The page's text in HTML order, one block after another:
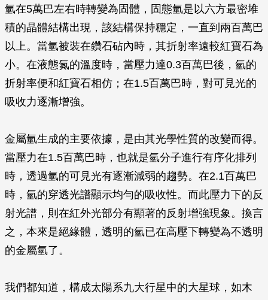
氫在5萬巴左右時轉變為固體，固態氫是以六方最密堆
積的晶體結構出現，該結構保持穩定，一直到兩百萬巴
以上。當氫被裝在鑽石砧內時，其折射率遠較紅寶石為
小。在液態氮的溫度時，當壓力達0.3百萬巴後，氫的
折射率便和紅寶石相仿；在1.5百萬巴時，對可見光的
吸收力逐漸增強。
金屬氫生成的主要依據，是由其光學性質的改變而得。
當壓力在1.5百萬巴時，也就是氫分子進行有序化排列
時，透過氫的可見光有逐漸減弱的趨勢。在2.1百萬巴
時，氫的穿透光譜顯示均勻的吸收性。而此壓力下的反
射光譜，則在紅外光部分有顯著的反射增強現象。換言
之，本來是絕緣體，透明的氫已在高壓下轉變為不透明
的金屬氫了。
我們都知道，構成太陽系九大行星中的大星球，如木